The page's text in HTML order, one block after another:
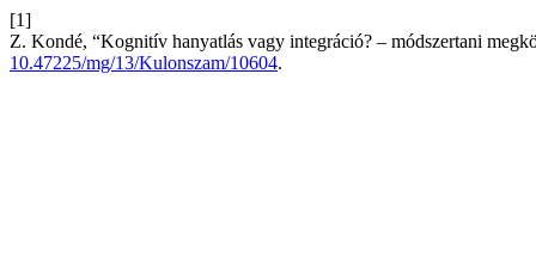
[1]
Z. Kondé, “Kognitív hanyatlás vagy integráció? – módszertani
10.47225/mg/13/Kulonszam/10604.